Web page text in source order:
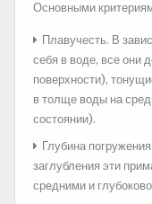
Основными
Плавучесть. В
себя в воде, все они
поверхности),
в толще воды на
состоянии).
Глубина
заглубления эти
средними и